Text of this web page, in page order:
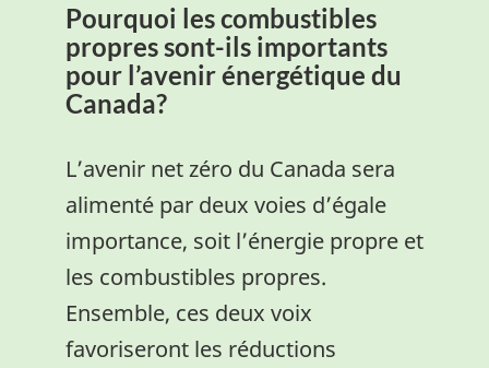
Pourquoi les combustibles
propres sont-ils importants
pour l’avenir énergétique du
Canada?
L’avenir net zéro du Canada sera
alimenté par deux voies d’égale
importance, soit l’énergie propre et
les combustibles propres.
Ensemble, ces deux voix
favoriseront les réductions